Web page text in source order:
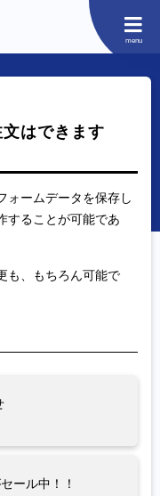
menu
はできます
ォームデータを保存し
することが可能であ
も、もちろん可能で
ール中！！